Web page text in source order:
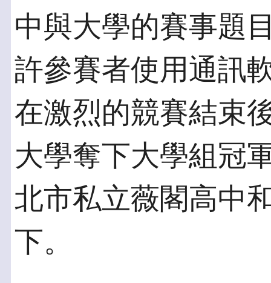
中與大學的賽事題
許參賽者使用通訊
在激烈的競賽結束
大學奪下大學組冠
北市私立薇閣高中
下。